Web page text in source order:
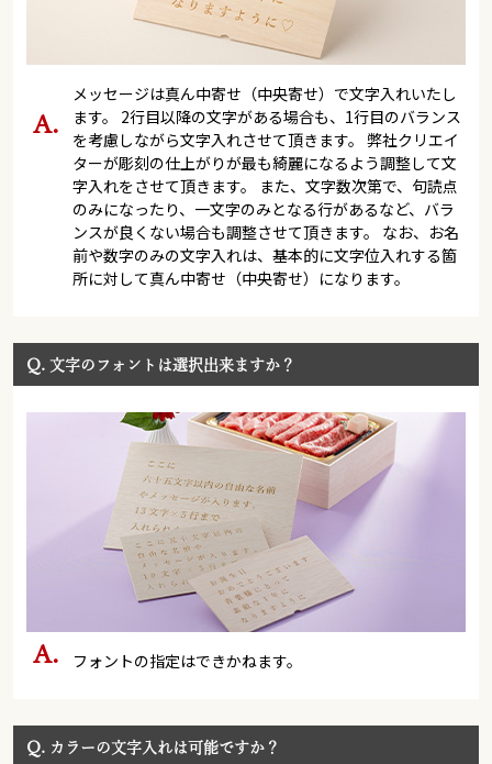
メッセージは真ん中寄せ（中央寄せ）で文字入れいたし
ます。 2行目以降の文字がある場合も、1行目のバランス
を考慮しながら文字入れさせて頂きます。 弊社クリエイ
ターが彫刻の仕上がりが最も綺麗になるよう調整して文
字入れをさせて頂きます。 また、文字数次第で、句読点
のみになったり、一文字のみとなる行があるなど、バラ
ンスが良くない場合も調整させて頂きます。 なお、お名
前や数字のみの文字入れは、基本的に文字位入れする箇
所に対して真ん中寄せ（中央寄せ）になります。
Q. 文字のフォントは選択出来ますか？
フォントの指定はできかねます。
Q. カラーの文字入れは可能ですか？